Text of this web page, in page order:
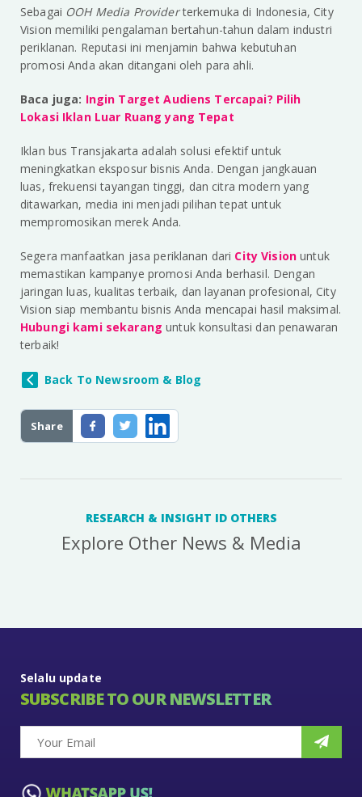
Share
Sebagai OOH Media Providerterkemuka di Indonesia, City
Vision memiliki pengalaman bertahun-tahun dalam industri
periklanan. Reputasi ini menjamin bahwa kebutuhan
promosi Anda akan ditangani oleh para ahli.
Baca juga: Ingin Target Audiens Tercapai? Pilih
Lokasi Iklan Luar Ruang yang Tepat
Iklan bus Transjakarta adalah solusi efektif untuk
meningkatkan eksposur bisnis Anda. Dengan jangkauan
luas, frekuensi tayangan tinggi, dan citra modern yang
ditawarkan, media ini menjadi pilihan tepat untuk
mempromosikan merek Anda.
Segera manfaatkan jasa periklanan dari City Vision untuk
memastikan kampanye promosi Anda berhasil. Dengan
jaringan luas, kualitas terbaik, dan layanan profesional, City
Vision siap membantu bisnis Anda mencapai hasil maksimal.
Hubungi kami sekarang untuk konsultasi dan penawaran
terbaik!
Back To Newsroom & Blog
RESEARCH & INSIGHT ID OTHERS
Explore Other News & Media
Selalu update
SUBSCRIBE TO OUR NEWSLETTER